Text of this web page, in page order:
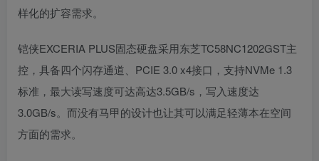
样化的扩容需求。
铠侠EXCERIA PLUS固态硬盘采用东芝TC58NC1202GST主
控，具备四个闪存通道、PCIE 3.0 x4接口，支持NVMe 1.3
标准，最大读写速度可达高达3.5GB/s，写入速度达
3.0GB/s。而没有马甲的设计也让其可以满足轻薄本在空间
方面的需求。